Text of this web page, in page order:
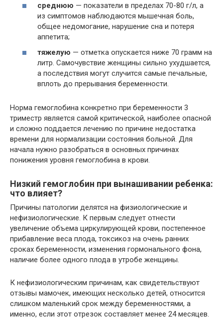
среднюю — показатели в пределах 70-80 г/л, а
из симптомов наблюдаются мышечная боль,
общее недомогание, нарушение сна и потеря
аппетита;
тяжелую — отметка опускается ниже 70 грамм на
литр. Самочувствие женщины сильно ухудшается,
а последствия могут случится самые печальные,
вплоть до прерывания беременности.
Норма гемоглобина конкретно при беременности 3
триместр является самой критической, наиболее опасной
и сложно поддается лечению по причине недостатка
времени для нормализации состояния больной. Для
начала нужно разобраться в основных причинах
понижения уровня гемоглобина в крови.
Низкий гемоглобин при вынашивании ребенка:
что влияет?
Причины патологии делятся на физиологические и
нефизиологические. К первым следует отнести
увеличение объема циркулирующей крови, постепенное
прибавление веса плода, токсикоз на очень ранних
сроках беременности, изменения гормонального фона,
наличие более одного плода в утробе женщины.
К нефизиологическим причинам, как свидетельствуют
отзывы мамочек, имеющих несколько детей, относится
слишком маленький срок между беременностями, а
именно, если этот отрезок составляет менее 24 месяцев.